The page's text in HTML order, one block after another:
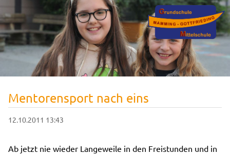
Mentorensport nach eins
12.10.2011 13:43
Ab jetzt nie wieder Langeweile in den Freistunden und in